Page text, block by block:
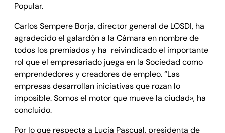
Popular.
Carlos Sempere Borja, director general de LOSDI, ha
agradecido el galardón a la Cámara en nombre de
todos los premiados y ha reivindicado el importante
rol que el empresariado juega en la Sociedad como
emprendedores y creadores de empleo. “Las
empresas desarrollan iniciativas que rozan lo
imposible. Somos el motor que mueve la ciudad», ha
concluido.
Por lo que respecta a Lucia Pascual, presidenta de